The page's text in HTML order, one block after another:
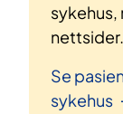
nettsider.
Se
sykehus